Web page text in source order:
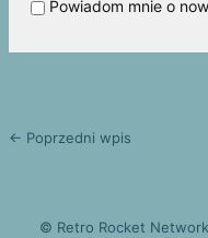
Powiadom mnie o
← Poprzedni wpis
© Retro Rocket Network